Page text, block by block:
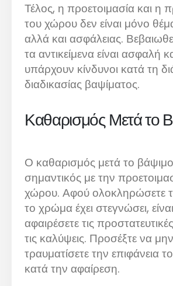
Τέλος, η προετοιμασία και η
του χώρου δεν είναι μόνο
αλλά και ασφάλειας.
τα αντικείμενα είναι ασφαλή
υπάρχουν κίνδυνοι κατά τη
διαδικασίας βαψίματος.
Καθαρισμός Μετά το
Ο καθαρισμός μετά το βάψιμο
σημαντικός με την
χώρου. Αφού ολοκληρώσετε
το χρώμα έχει στεγνώσει,
αφαιρέσετε τις προστατευτικές
τις καλύψεις. Προσέξτε να μην
τραυματίσετε την επιφάνεια
κατά την αφαίρεση.